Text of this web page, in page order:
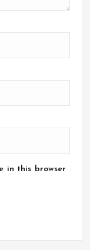
in this browser